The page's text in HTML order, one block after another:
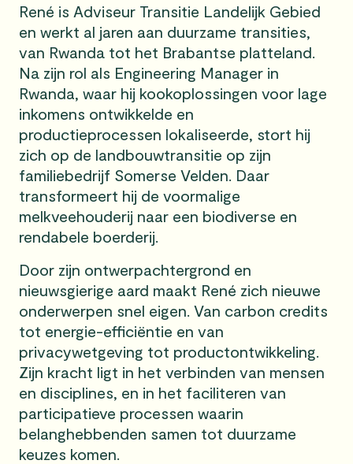
René is Adviseur Transitie Landelijk Gebied
en werkt al jaren aan duurzame transities,
van Rwanda tot het Brabantse platteland.
Na zijn rol als Engineering Manager in
Rwanda, waar hij kookoplossingen voor lage
inkomens ontwikkelde en
productieprocessen lokaliseerde, stort hij
zich op de landbouwtransitie op zijn
familiebedrijf Somerse Velden. Daar
transformeert hij de voormalige
melkveehouderij naar een biodiverse en
rendabele boerderij.
Door zijn ontwerpachtergrond en
nieuwsgierige aard maakt René zich nieuwe
onderwerpen snel eigen. Van carbon credits
tot energie-efficiëntie en van
privacywetgeving tot productontwikkeling.
Zijn kracht ligt in het verbinden van mensen
en disciplines, en in het faciliteren van
participatieve processen waarin
belanghebbenden samen tot duurzame
keuzes komen.